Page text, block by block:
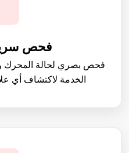
فحص
فحص بصري لحالة المحرك
الخدمة لاكتشاف أي